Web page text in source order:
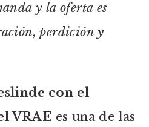
y la oferta es
perdición y
con el
VRAE es una de las